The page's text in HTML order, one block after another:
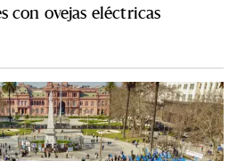
con ovejas eléctricas